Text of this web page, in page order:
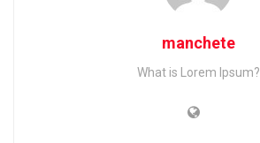
manchete
What is Lorem Ipsum?